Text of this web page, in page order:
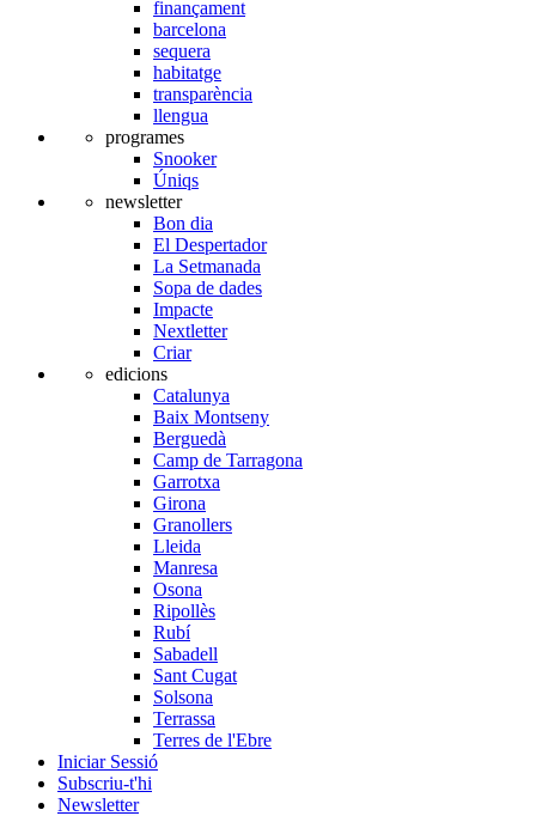
finançament
barcelona
sequera
habitatge
transparència
llengua
programes
Snooker
Úniqs
newsletter
Bon dia
El Despertador
La Setmanada
Sopa de dades
Impacte
Nextletter
Criar
edicions
Catalunya
Baix Montseny
Berguedà
Camp de Tarragona
Garrotxa
Girona
Granollers
Lleida
Manresa
Osona
Ripollès
Rubí
Sabadell
Sant Cugat
Solsona
Terrassa
Terres de l'Ebre
Iniciar Sessió
Subscriu-t'hi
Newsletter